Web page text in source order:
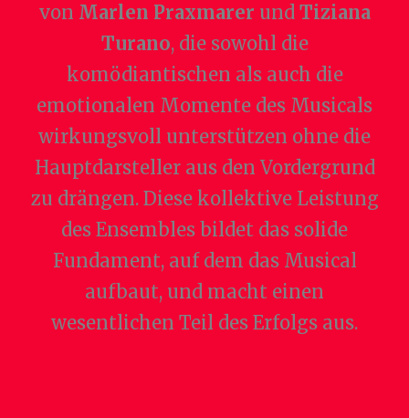
von Marlen Praxmarer und Tiziana
Turano, die sowohl die
komödiantischen als auch die
emotionalen Momente des Musicals
wirkungsvoll unterstützen ohne die
Hauptdarsteller aus den Vordergrund
zu drängen. Diese kollektive Leistung
des Ensembles bildet das solide
Fundament, auf dem das Musical
aufbaut, und macht einen
wesentlichen Teil des Erfolgs aus.